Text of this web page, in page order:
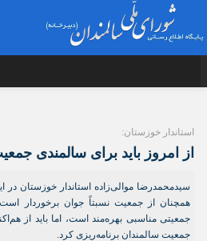
توییتر
رمز عبور
مرا به خاطر بسپار
استاندار خوزستان:
از امروز باید برای سالمندی
سیدمحمدرضا موالی‌زاده استاندار خوزستان در
همچنان از جمعیت نسبتاً جوان برخوردار
جمعیتی مناسبی بهره‌مند است، اما باید از
جمعیت سالمندان برنامه‌ریزی کرد.
منتشر خواهد شد.
پیام هایی که حاوی تهمت یا افترا باشد
پیام هایی که به غیر از زبان فارسی یا غیر